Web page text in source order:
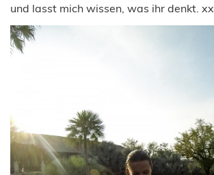
und lasst mich wissen, was ihr denkt. xx